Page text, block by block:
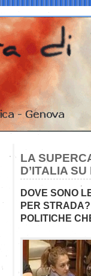
LA
D’ITALIA
DOVE SONO
PER
POLITICHE